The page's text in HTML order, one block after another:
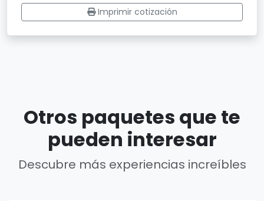
Imprimir cotización
Otros paquetes que te
pueden interesar
Descubre más experiencias increíbles